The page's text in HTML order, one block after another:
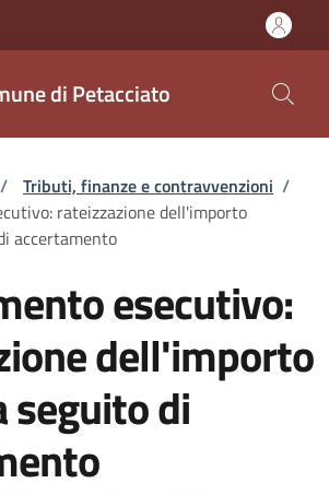
di Petacciato
pane
/ Tributi, finanze e contravvenzioni /
rateizzazione dell'importo
accertamento
esecutivo:
dell'importo
seguito di